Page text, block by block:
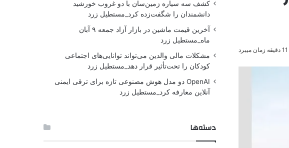
کشف سه سیاره زمین‌سان با دو غروب خورشید
دانشمندان را شگفت‌زده کرد_مستطیل زرد
آخرین قیمت ماشین در بازار آزاد جمعه ۹ آبان
ماه_مستطیل زرد
مشکلات مالی والدین می‌تواند توانایی‌های اجتماعی
کودکان را تحت‌تأثیر قرار دهد_مستطیل زرد
OpenAI دو مدل هوش مصنوعی تازه برای ترقی ایمنی
آنلاین معارفه کرد_مستطیل زرد
دسته‌ها